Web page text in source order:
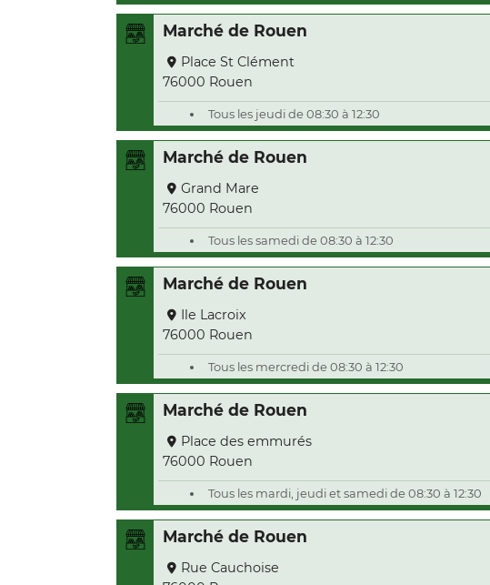
Marché de Rouen
Place St Clément
76000 Rouen
Tous les jeudi de 08:30 à 12:30
Marché de Rouen
Grand Mare
76000 Rouen
Tous les samedi de 08:30 à 12:30
Marché de Rouen
Ile Lacroix
76000 Rouen
Tous les mercredi de 08:30 à 12:30
Marché de Rouen
Place des emmurés
76000 Rouen
Tous les mardi, jeudi et samedi de 08:30 à 12:30
Marché de Rouen
Rue Cauchoise